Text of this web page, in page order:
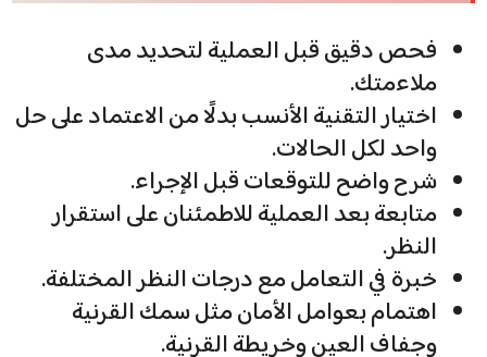
فحص دقيق قبل العملية لتحديد مدى
ملاءمتك.
اختيار التقنية الأنسب بدلًا من الاعتماد على حل
واحد لكل الحالات.
شرح واضح للتوقعات قبل الإجراء.
متابعة بعد العملية للاطمئنان على استقرار
النظر.
خبرة في التعامل مع درجات النظر المختلفة.
اهتمام بعوامل الأمان مثل سمك القرنية
وجفاف العين وخريطة القرنية.